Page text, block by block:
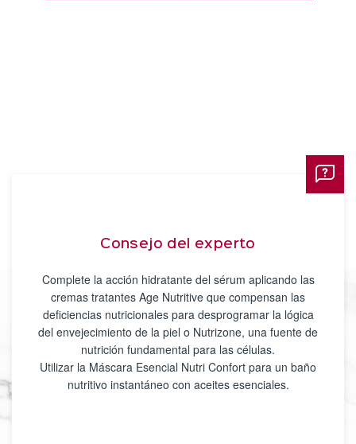
Consejo del experto
Complete la acción hidratante del sérum aplicando las
cremas tratantes Age Nutritive que compensan las
deficiencias nutricionales para desprogramar la lógica
del envejecimiento de la piel o Nutrizone, una fuente de
nutrición fundamental para las células.
Utilizar la Máscara Esencial Nutri Confort para un baño
nutritivo instantáneo con aceites esenciales.